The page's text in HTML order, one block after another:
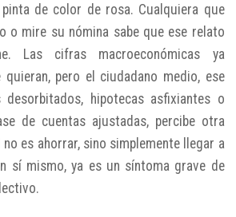
de color de rosa. Cualquiera que
o mire su nómina sabe que ese relato
Las cifras macroeconómicas ya
pero el ciudadano medio, ese
desorbitados, hipotecas asfixiantes o
de cuentas ajustadas, percibe otra
es ahorrar, sino simplemente llegar a
sí mismo, ya es un síntoma grave de